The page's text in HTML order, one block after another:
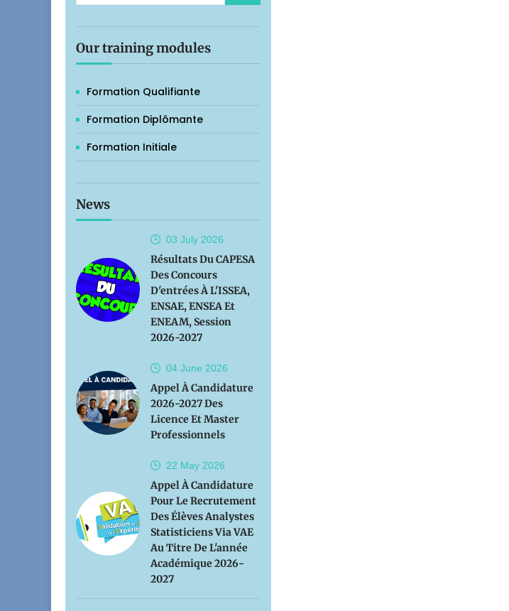
Our training modules
Formation Qualifiante
Formation Diplômante
Formation Initiale
News
03 July 2026
Résultats Du CAPESA
Des Concours
D'entrées À L'ISSEA,
ENSAE, ENSEA Et
ENEAM, Session
2026-2027
04 June 2026
Appel À Candidature
2026-2027 Des
Licence Et Master
Professionnels
22 May 2026
Appel À Candidature
Pour Le Recrutement
Des Élèves Analystes
Statisticiens Via VAE
Au Titre De L'année
Académique 2026-
2027